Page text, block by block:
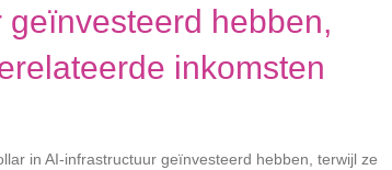
hebben,
inkomsten
in AI-infrastructuur geïnvesteerd hebben, terwijl ze